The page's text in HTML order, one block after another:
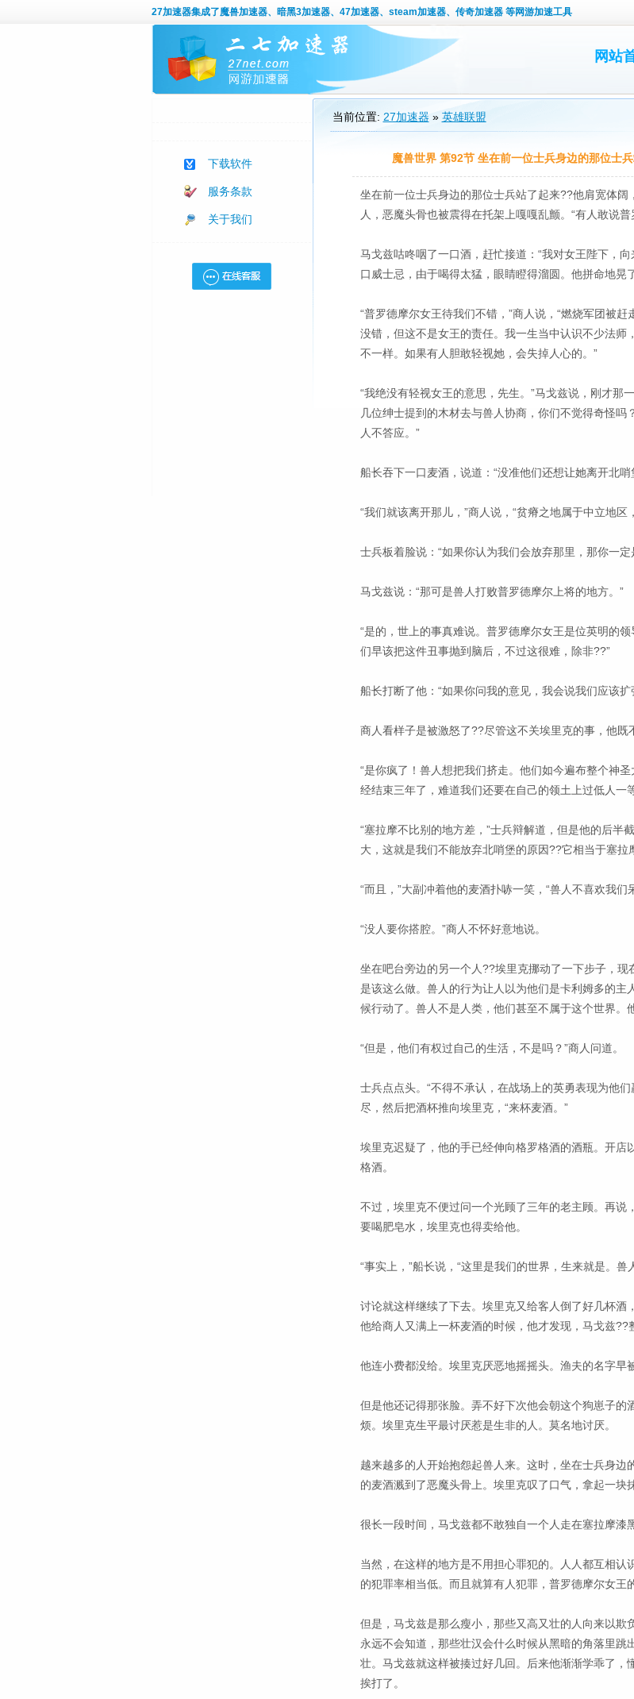
27加速器集成了魔兽加速器、暗黑3加速器、47加速器、steam加速器、传奇加速器 等网游加速工具
网站
下载软件
服务条款
关于我们
当前位置: 27加速器» 英雄联盟
魔兽世界 第92节 坐在前一位士兵身边的那位士
坐在前一位士兵身边的那位士兵站了起来??他肩宽体
人，恶魔头骨也被震得在托架上嘎嘎乱颤。“有人敢说
马戈兹咕咚咽了一口酒，赶忙接道：“我对女王陛下，
口威士忌，由于喝得太猛，眼睛瞪得溜圆。他拼命地晃
“普罗德摩尔女王待我们不错，”商人说，“燃烧军团被
没错，但这不是女王的责任。我一生当中认识不少法
不一样。如果有人胆敢轻视她，会失掉人心的。”
“我绝没有轻视女王的意思，先生。”马戈兹说，刚才那
几位绅士提到的木材去与兽人协商，你们不觉得奇怪吗
人不答应。”
船长吞下一口麦酒，说道：“没准他们还想让她离开北哨
“我们就该离开那儿，”商人说，“贫瘠之地属于中立地区
士兵板着脸说：“如果你认为我们会放弃那里，那你一定
马戈兹说：“那可是兽人打败普罗德摩尔上将的地方。”
“是的，世上的事真难说。普罗德摩尔女王是位英明的
们早该把这件丑事抛到脑后，不过这很难，除非??”
船长打断了他：“如果你问我的意见，我会说我们应该
商人看样子是被激怒了??尽管这不关埃里克的事，他既
“是你疯了！兽人想把我们挤走。他们如今遍布整个神
经结束三年了，难道我们还要在自己的领土上过低人一
“塞拉摩不比别的地方差，”士兵辩解道，但是他的后半
大，这就是我们不能放弃北哨堡的原因??它相当于塞拉
“而且，”大副冲着他的麦酒扑哧一笑，“兽人不喜欢我
“没人要你搭腔。”商人不怀好意地说。
坐在吧台旁边的另一个人??埃里克挪动了一下步子，
是该这么做。兽人的行为让人以为他们是卡利姆多的
候行动了。兽人不是人类，他们甚至不属于这个世界。
“但是，他们有权过自己的生活，不是吗？”商人问道。
士兵点点头。“不得不承认，在战场上的英勇表现为他
尽，然后把酒杯推向埃里克，“来杯麦酒。”
埃里克迟疑了，他的手已经伸向格罗格酒的酒瓶。开
格酒。
不过，埃里克不便过问一个光顾了三年的老主顾。再
要喝肥皂水，埃里克也得卖给他。
“事实上，”船长说，“这里是我们的世界，生来就是。
讨论就这样继续了下去。埃里克又给客人倒了好几杯酒
他给商人又满上一杯麦酒的时候，他才发现，马戈兹??
他连小费都没给。埃里克厌恶地摇摇头。渔夫的名字早
但是他还记得那张脸。弄不好下次他会朝这个狗崽子
烦。埃里克生平最讨厌惹是生非的人。莫名地讨厌。
越来越多的人开始抱怨起兽人来。这时，坐在士兵身
的麦酒溅到了恶魔头骨上。埃里克叹了口气，拿起一块
很长一段时间，马戈兹都不敢独自一个人走在塞拉摩漆
当然，在这样的地方是不用担心罪犯的。人人都互相
的犯罪率相当低。而且就算有人犯罪，普罗德摩尔女王
但是，马戈兹是那么瘦小，那些又高又壮的人向来以
永远不会知道，那些壮汉会什么时候从黑暗的角落里
壮。马戈兹就这样被揍过好几回。后来他渐渐学乖了
挨打了。